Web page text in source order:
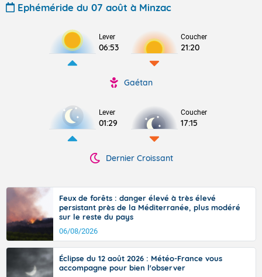
Ephéméride du 07 août à Minzac
Lever
06:53
Coucher
21:20
Gaétan
Lever
01:29
Coucher
17:15
Dernier Croissant
Feux de forêts : danger élevé à très élevé
persistant près de la Méditerranée, plus modéré
sur le reste du pays
06/08/2026
Éclipse du 12 août 2026 : Météo-France vous
accompagne pour bien l'observer